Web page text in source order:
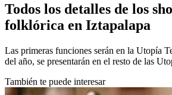
Todos los detalles de los
folklórica en Iztapalapa
Las primeras funciones serán en la Utopía
del año, se presentarán en el resto de las
También te puede interesar